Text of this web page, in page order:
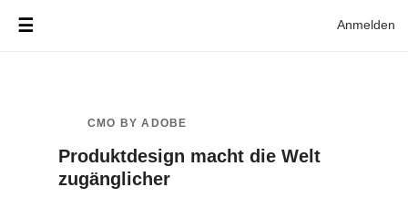
Anmelden
CMO BY ADOBE
Produktdesign macht die Welt
zugänglicher